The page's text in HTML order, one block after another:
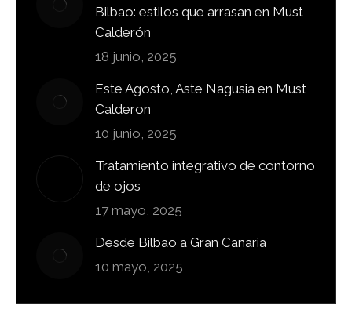
Bilbao: estilos que arrasan en Must
Calderón
18 junio, 2025
Este Agosto, Aste Nagusia en Must
Calderon
10 junio, 2025
Tratamiento integrativo de contorno
de ojos
17 mayo, 2025
Desde Bilbao a Gran Canaria
10 mayo, 2025